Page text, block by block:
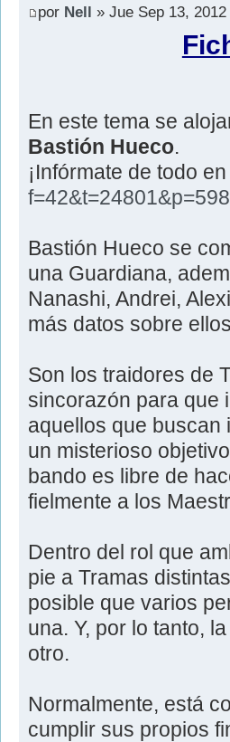
por Nell » Jue Sep 13,
En este tema se
Bastión Hueco.
¡Infórmate de todo
Bastión Hueco se
una Guardiana,
Nanashi, Andrei,
más datos sobre
Son los traidores de
sincorazón para que
aquellos que buscan
un misterioso
bando es libre de
fielmente a los
Dentro del rol que
pie a Tramas
posible que varios
una. Y, por lo tanto,
otro.
Normalmente, está
cumplir sus propios